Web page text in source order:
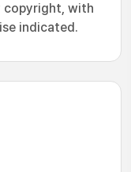
copyright, with
indicated.